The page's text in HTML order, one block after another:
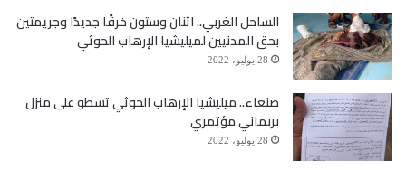
الساحل الغربي.. اثنان وستون خرقًا جديدًا وجريمتين
بحق المدنيين لميليشيا الإرهاب الحوثي
28 يوليو، 2022
صنعاء.. ميليشيا الإرهاب الحوثي تسطو على منزل
بربماني مؤتمري
28 يوليو، 2022